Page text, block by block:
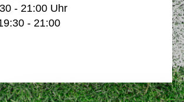
- 21:00 Uhr
- 21:00